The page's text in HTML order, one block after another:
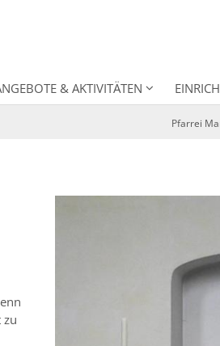
& AKTIVITÄTEN
Pfarrei
zu